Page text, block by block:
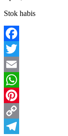
Stok habis
Facebook
Twitter
Email
WhatsApp
Pinterest
Copy